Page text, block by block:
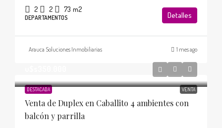
2 2 73 m2
DEPARTAMENTOS Detalles
Arauca Soluciones Inmobiliarias 1 mes ago
DESTACADA VENTA
Venta de Duplex en Caballito 4 ambientes con
balcón y parrilla